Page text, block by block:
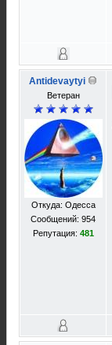
Antidevaytyi
Ветеран
Откуда: Одесса
Сообщений: 954
Репутация: 481